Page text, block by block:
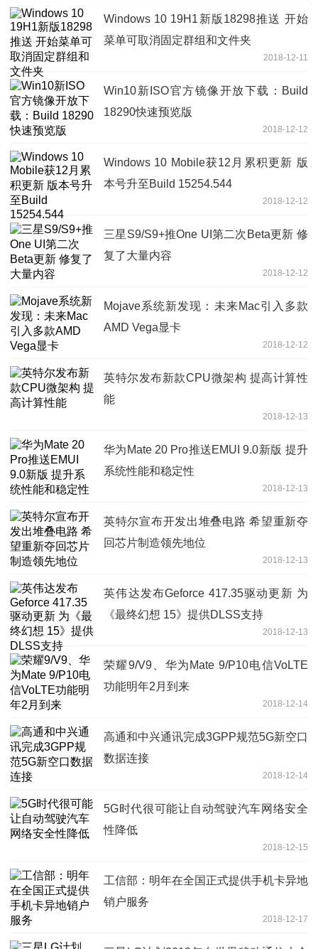
Windows 10 19H1新版18298推送 开始
菜单可取消固定群组和文件夹
2018-12-11
Win10新ISO官方镜像开放下载：Build
18290快速预览版
2018-12-12
Windows 10 Mobile获12月累积更新 版
本号升至Build 15254.544
2018-12-12
三星S9/S9+推One UI第二次Beta更新 修
复了大量内容
2018-12-12
Mojave系统新发现：未来Mac引入多款
AMD Vega显卡
2018-12-12
英特尔发布新款CPU微架构 提高计算性
能
2018-12-13
华为Mate 20 Pro推送EMUI 9.0新版 提升
系统性能和稳定性
2018-12-13
英特尔宣布开发出堆叠电路 希望重新夺
回芯片制造领先地位
2018-12-13
英伟达发布Geforce 417.35驱动更新 为
《最终幻想 15》提供DLSS支持
2018-12-13
荣耀9/V9、华为Mate 9/P10电信VoLTE
功能明年2月到来
2018-12-14
高通和中兴通讯完成3GPP规范5G新空口
数据连接
2018-12-14
5G时代很可能让自动驾驶汽车网络安全
性降低
2018-12-15
工信部：明年在全国正式提供手机卡异地
销户服务
2018-12-17